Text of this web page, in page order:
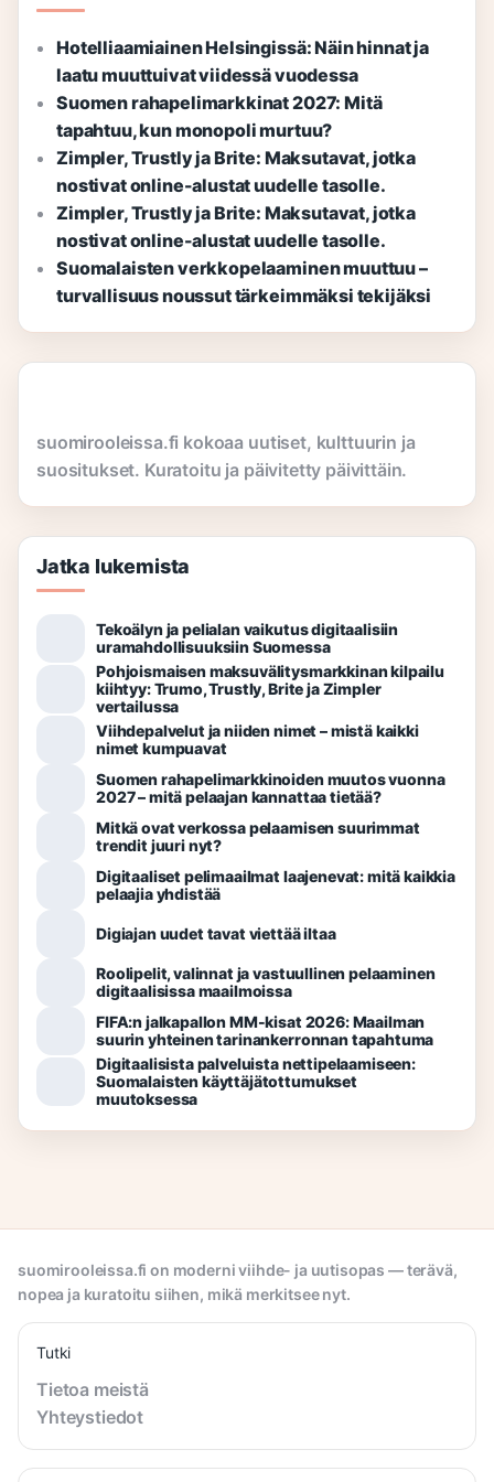
Hotelliaamiainen Helsingissä: Näin hinnat ja
laatu muuttuivat viidessä vuodessa
Suomen rahapelimarkkinat 2027: Mitä
tapahtuu, kun monopoli murtuu?
Zimpler, Trustly ja Brite: Maksutavat, jotka
nostivat online-alustat uudelle tasolle.
Zimpler, Trustly ja Brite: Maksutavat, jotka
nostivat online-alustat uudelle tasolle.
Suomalaisten verkkopelaaminen muuttuu –
turvallisuus noussut tärkeimmäksi tekijäksi
suomirooleissa.fi kokoaa uutiset, kulttuurin ja
suositukset. Kuratoitu ja päivitetty päivittäin.
Jatka lukemista
Tekoälyn ja pelialan vaikutus digitaalisiin
uramahdollisuuksiin Suomessa
Pohjoismaisen maksuvälitysmarkkinan kilpailu
kiihtyy: Trumo, Trustly, Brite ja Zimpler
vertailussa
Viihdepalvelut ja niiden nimet – mistä kaikki
nimet kumpuavat
Suomen rahapelimarkkinoiden muutos vuonna
2027 – mitä pelaajan kannattaa tietää?
Mitkä ovat verkossa pelaamisen suurimmat
trendit juuri nyt?
Digitaaliset pelimaailmat laajenevat: mitä kaikkia
pelaajia yhdistää
Digiajan uudet tavat viettää iltaa
Roolipelit, valinnat ja vastuullinen pelaaminen
digitaalisissa maailmoissa
FIFA:n jalkapallon MM-kisat 2026: Maailman
suurin yhteinen tarinankerronnan tapahtuma
Digitaalisista palveluista nettipelaamiseen:
Suomalaisten käyttäjätottumukset
muutoksessa
suomirooleissa.fi on moderni viihde- ja uutisopas — terävä,
nopea ja kuratoitu siihen, mikä merkitsee nyt.
Tutki
Tietoa meistä
Yhteystiedot